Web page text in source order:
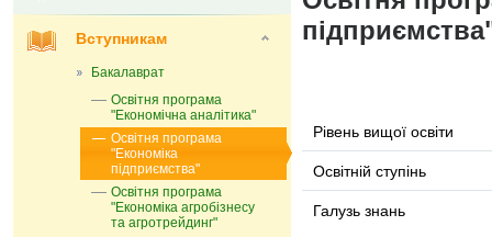
Вступникам
Бакалаврат
Освітня програма
"Економічна аналітика"
Освітня програма
"Економіка
підприємства"
Освітня програма
"Економіка агробізнесу
та агротрейдинг"
Рівень вищої освіти
Освітній ступінь
Галузь знань